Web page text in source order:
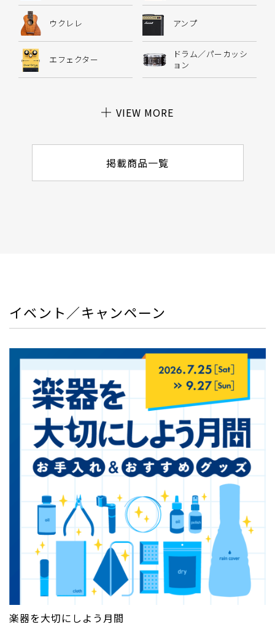
ウクレレ アンプ
エフェクター
ドラム／パーカッシ
ョン
VIEW MORE
掲載商品一覧
イベント／キャンペーン
楽器を大切にしよう月間